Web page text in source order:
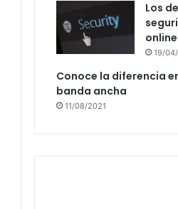
Los
online
19/
Conoce la diferencia
banda ancha
11/08/2021